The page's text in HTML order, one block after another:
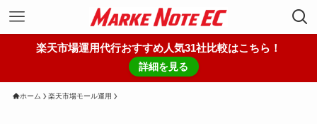
楽天市場運用代行おすすめ人気31社比較はこちら！
詳細を見る
ホーム 楽天市場モール運用